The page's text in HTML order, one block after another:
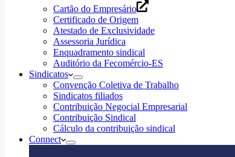
Cartão do Empresário
Certificado de Origem
Atestado de Exclusividade
Assessoria Jurídica
Enquadramento sindical
Auditório da Fecomércio-ES
Sindicatos
Convenção Coletiva de Trabalho
Sindicatos filiados
Contribuição Negocial Empresarial
Contribuição Sindical
Cálculo da contribuição sindical
Connect